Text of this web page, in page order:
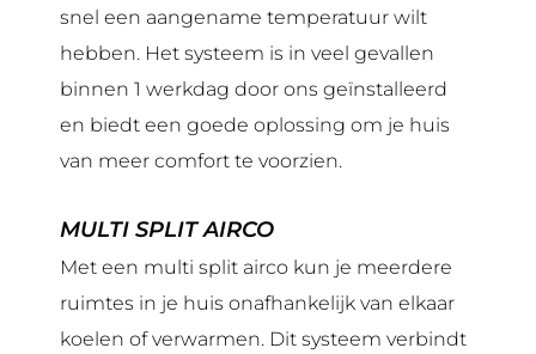
snel een aangename temperatuur wilt
hebben. Het systeem is in veel gevallen
binnen 1 werkdag door ons geïnstalleerd
en biedt een goede oplossing om je huis
van meer comfort te voorzien.
MULTI SPLIT AIRCO
Met een multi split airco kun je meerdere
ruimtes in je huis onafhankelijk van elkaar
koelen of verwarmen. Dit systeem verbindt